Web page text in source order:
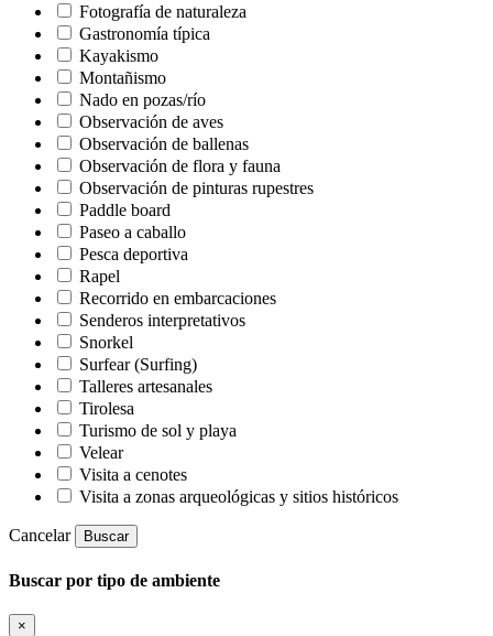
Fotografía de naturaleza
Gastronomía típica
Kayakismo
Montañismo
Nado en pozas/río
Observación de aves
Observación de ballenas
Observación de flora y fauna
Observación de pinturas rupestres
Paddle board
Paseo a caballo
Pesca deportiva
Rapel
Recorrido en embarcaciones
Senderos interpretativos
Snorkel
Surfear (Surfing)
Talleres artesanales
Tirolesa
Turismo de sol y playa
Velear
Visita a cenotes
Visita a zonas arqueológicas y sitios históricos
Cancelar Buscar
Buscar por tipo de ambiente
×